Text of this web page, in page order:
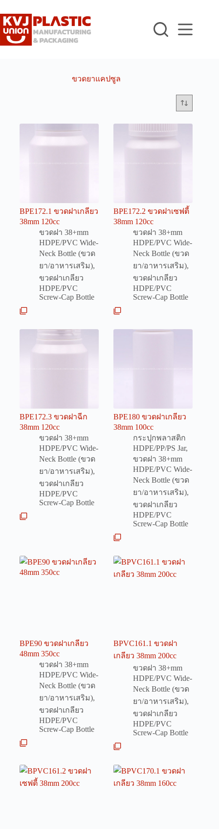
to
content
ขวดยาแคปซูล
BPE172.1 ขวดฝาเกลียว
38mm 120cc
ขวดฝา 38+mm
HDPE/PVC Wide-
Neck Bottle (ขวด
ยา/อาหารเสริม),
ขวดฝาเกลียว
HDPE/PVC
Screw-Cap Bottle
BPE172.2 ขวดฝาเซฟตี้
38mm 120cc
ขวดฝา 38+mm
HDPE/PVC Wide-
Neck Bottle (ขวด
ยา/อาหารเสริม),
ขวดฝาเกลียว
HDPE/PVC
Screw-Cap Bottle
BPE172.3 ขวดฝาฉีก
38mm 120cc
ขวดฝา 38+mm
HDPE/PVC Wide-
Neck Bottle (ขวด
ยา/อาหารเสริม),
ขวดฝาเกลียว
HDPE/PVC
Screw-Cap Bottle
BPE180 ขวดฝาเกลียว
38mm 100cc
กระปุกพลาสติก
HDPE/PP/PS Jar,
ขวดฝา 38+mm
HDPE/PVC Wide-
Neck Bottle (ขวด
ยา/อาหารเสริม),
ขวดฝาเกลียว
HDPE/PVC
Screw-Cap Bottle
BPE90 ขวดฝาเกลียว
48mm 350cc
ขวดฝา 38+mm
HDPE/PVC Wide-
Neck Bottle (ขวด
ยา/อาหารเสริม),
ขวดฝาเกลียว
HDPE/PVC
Screw-Cap Bottle
BPVC161.1 ขวดฝา
เกลียว 38mm 200cc
ขวดฝา 38+mm
HDPE/PVC Wide-
Neck Bottle (ขวด
ยา/อาหารเสริม),
ขวดฝาเกลียว
HDPE/PVC
Screw-Cap Bottle